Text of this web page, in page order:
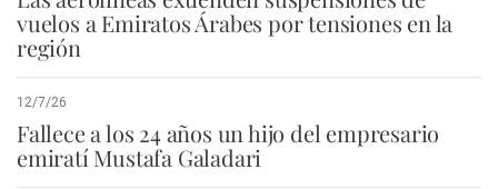
vuelos a Emiratos Árabes por tensiones en la
región
12/7/26
Fallece a los 24 años un hijo del empresario
emiratí Mustafa Galadari